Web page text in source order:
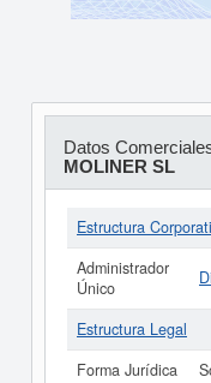
Datos
MOLINER SL
Estructura
Administrador
Único
Estructura Legal
Forma Jurídica